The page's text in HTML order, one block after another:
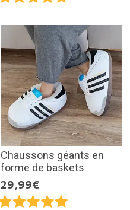
Chaussons géants en
forme de baskets
29,99€